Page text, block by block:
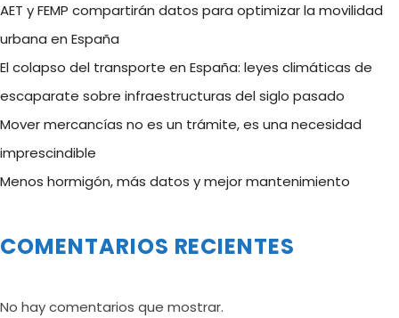
AET y FEMP compartirán datos para optimizar la movilidad
urbana en España
El colapso del transporte en España: leyes climáticas de
escaparate sobre infraestructuras del siglo pasado
Mover mercancías no es un trámite, es una necesidad
imprescindible
Menos hormigón, más datos y mejor mantenimiento
COMENTARIOS RECIENTES
No hay comentarios que mostrar.